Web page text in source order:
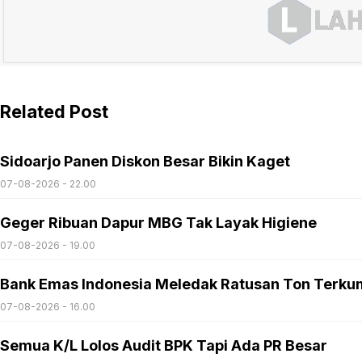
Related Post
Sidoarjo Panen Diskon Besar Bikin Kaget
07-08-2026 - 22.00
Geger Ribuan Dapur MBG Tak Layak Higiene
07-08-2026 - 19.00
Bank Emas Indonesia Meledak Ratusan Ton
07-08-2026 - 16.00
Semua K/L Lolos Audit BPK Tapi Ada PR Besar